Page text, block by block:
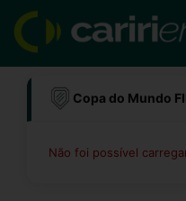
para
conteúdo
Copa do Mundo
Não foi possível